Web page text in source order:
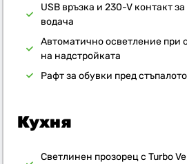
USB връзка и 230-V контакт
водача
Автоматично осветление при
на надстройката
Рафт за обувки пред стъпалото
Кухня
Светлинен прозорец с Turbo